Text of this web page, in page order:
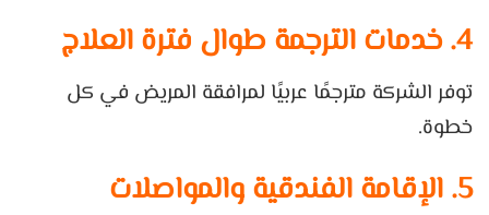
4. خدمات الترجمة طوال فترة العلاج
توفر الشركة مترجمًا عربيًا لمرافقة المريض في كل
خطوة.
5. الإقامة الفندقية والمواصلات